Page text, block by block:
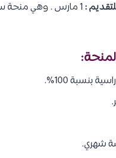
: 1 مارس . وهي منحة
بنسبة 100%.
شهري.